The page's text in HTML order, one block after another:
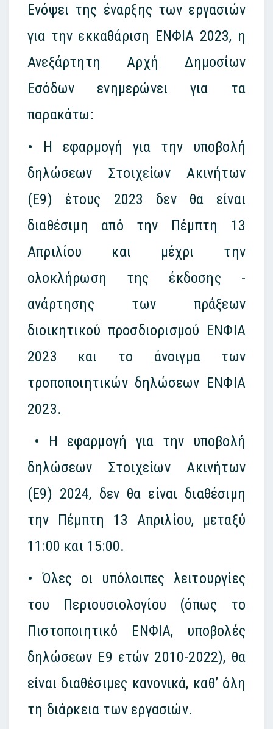
Ενόψει της έναρξης των εργασιών
για την εκκαθάριση ΕΝΦΙΑ 2023, η
Ανεξάρτητη Αρχή Δημοσίων
Εσόδων ενημερώνει για τα
παρακάτω:
• Η εφαρμογή για την υποβολή
δηλώσεων Στοιχείων Ακινήτων
(Ε9) έτους 2023 δεν θα είναι
διαθέσιμη από την Πέμπτη 13
Απριλίου και μέχρι την
ολοκλήρωση της έκδοσης -
ανάρτησης των πράξεων
διοικητικού προσδιορισμού ΕΝΦΙΑ
2023 και το άνοιγμα των
τροποποιητικών δηλώσεων ΕΝΦΙΑ
2023.
• Η εφαρμογή για την υποβολή
δηλώσεων Στοιχείων Ακινήτων
(Ε9) 2024, δεν θα είναι διαθέσιμη
την Πέμπτη 13 Απριλίου, μεταξύ
11:00 και 15:00.
• Όλες οι υπόλοιπες λειτουργίες
του Περιουσιολογίου (όπως το
Πιστοποιητικό ΕΝΦΙΑ, υποβολές
δηλώσεων Ε9 ετών 2010-2022), θα
είναι διαθέσιμες κανονικά, καθ’ όλη
τη διάρκεια των εργασιών.